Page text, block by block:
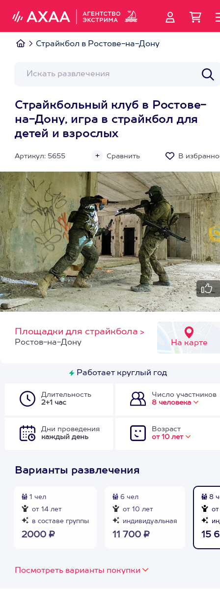
Страйкбол в Ростове-на-Дону
Страйкбольный клуб в Ростове-
на-Дону, игра в страйкбол для
детей и взрослых
Артикул: 5655 Сравнить В
Площадки для страйкбола >
На карте
Ростов-на-Дону
Работает круглый год
Длительность
2+1 час
Число участников
8 человека
Дни проведения
каждый день
Возраст
от 10 лет
Варианты развлечения
1 чел
от 14 лет
в составе группы
2000 ₽
6 чел
от 10 лет
индивидуальная
11 700 ₽
8
15
Посмотреть варианты покупки